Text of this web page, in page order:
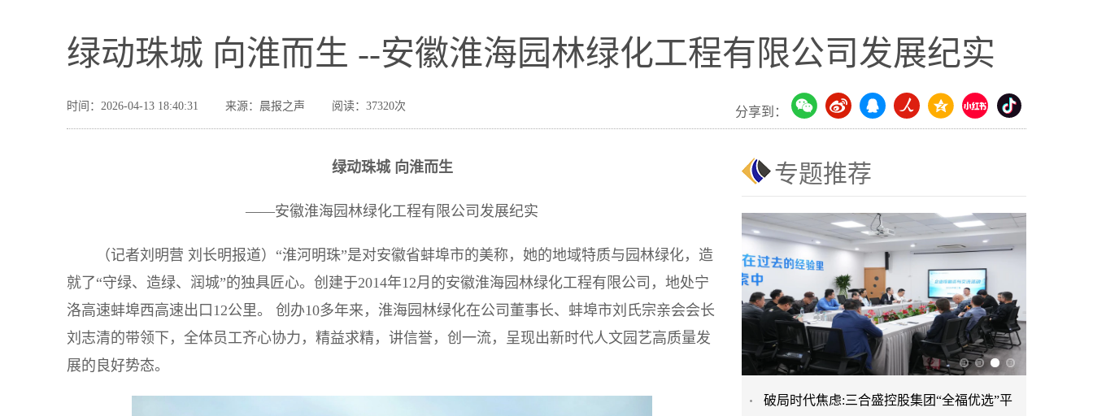
绿动珠城 向淮而生 --安徽淮海园林绿化工程有限公司发展纪实
时间：2026-04-13 18:40:31 来源：晨报之声 阅读：37320次 分享到：
绿动珠城 向淮而生
——安徽淮海园林绿化工程有限公司发展纪实
（记者刘明营 刘长明报道）“淮河明珠”是对安徽省蚌埠市的美称，她的地域特质与园林绿化，造
就了“守绿、造绿、润城”的独具匠心。创建于2014年12月的安徽淮海园林绿化工程有限公司，地处宁
洛高速蚌埠西高速出口12公里。 创办10多年来，淮海园林绿化在公司董事长、蚌埠市刘氏宗亲会会长
刘志清的带领下，全体员工齐心协力，精益求精，讲信誉，创一流，呈现出新时代人文园艺高质量发
展的良好势态。
专题推荐
破局时代焦虑:三合盛控股集团“全福优选”平